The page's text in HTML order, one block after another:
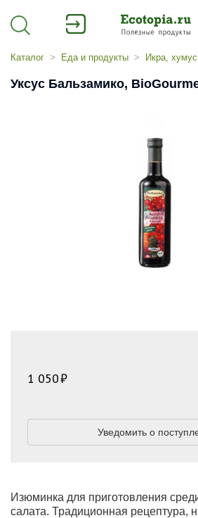
Каталог Еда и продукты Икра,
Уксус Бальзамико,
Изюминка для приготовления
салата. Традиционная рецептура,
1 050
Уведомить о